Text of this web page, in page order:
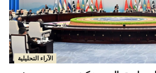
الآراء التحليلية